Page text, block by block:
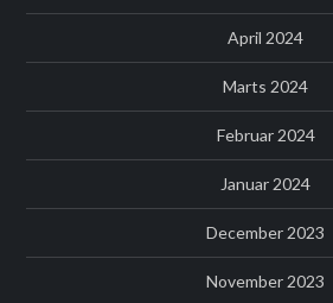
April 2024
Marts 2024
Februar 2024
Januar 2024
December 2023
November 2023